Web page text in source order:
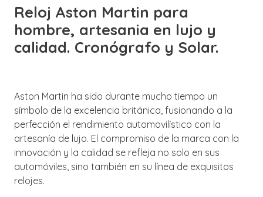
Reloj Aston Martin para
hombre, artesania en lujo y
calidad. Cronógrafo y Solar.
Aston Martin ha sido durante mucho tiempo un
símbolo de la excelencia británica, fusionando a la
perfección el rendimiento automovilístico con la
artesanía de lujo. El compromiso de la marca con la
innovación y la calidad se refleja no solo en sus
automóviles, sino también en su línea de exquisitos
relojes.